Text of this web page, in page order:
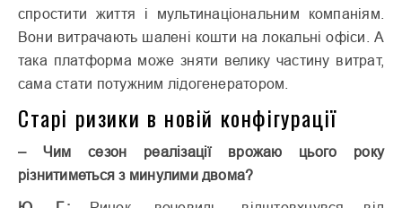
спростити життя і мультинаціональним компаніям.
Вони витрачають шалені кошти на локальні офіси. А
така платформа може зняти велику частину витрат,
сама стати потужним лідогенератором.
Старі ризики в новій конфігурації
– Чим сезон реалізації врожаю цього року
різнитиметься з минулими двома?